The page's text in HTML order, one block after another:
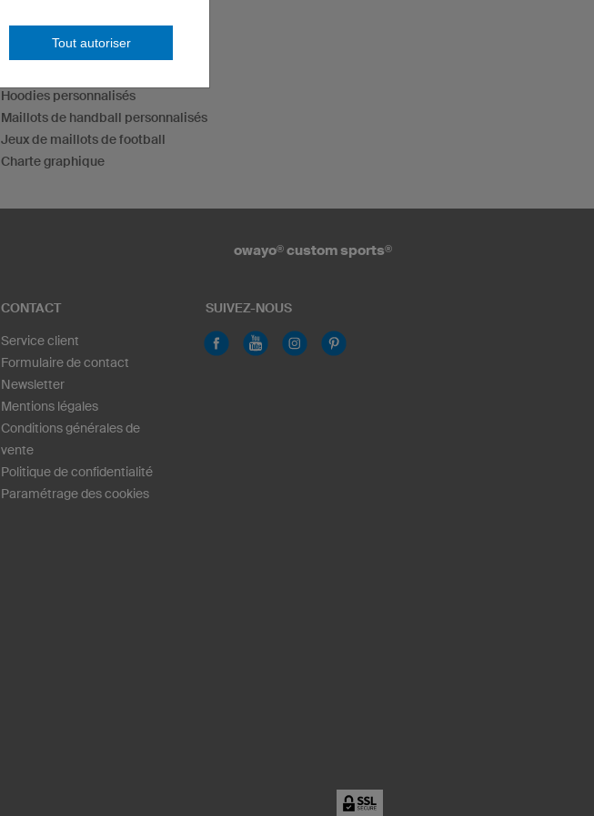
Maillots esport
Maillots de fléchettes
Hoodies personnalisés
Maillots de handball personnalisés
Jeux de maillots de football
Charte graphique
owayo® custom sports®
CONTACT
Service client
Formulaire de contact
Newsletter
Mentions légales
Conditions générales de
vente
Politique de confidentialité
Paramétrage des cookies
SUIVEZ-NOUS
Tout autoriser